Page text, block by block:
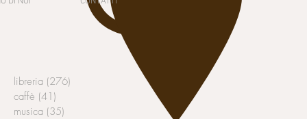
libreria (276)
caffè (41)
musica (35)